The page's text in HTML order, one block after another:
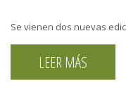
Se vienen dos nuevas
LEER MÁS